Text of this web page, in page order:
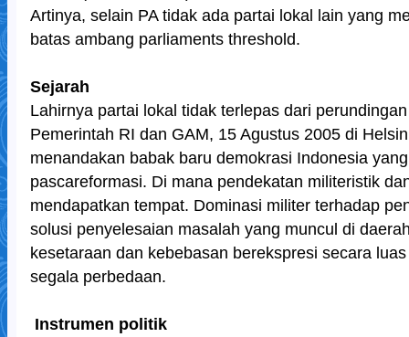
Artinya, selain PA tidak ada partai lokal lain yang
batas ambang parliaments threshold.
Sejarah
Lahirnya partai lokal tidak terlepas dari
Pemerintah RI dan GAM, 15 Agustus 2005 di
menandakan babak baru demokrasi Indonesia
pascareformasi. Di mana pendekatan militeristik
mendapatkan tempat. Dominasi militer terhadap
solusi penyelesaian masalah yang muncul di
kesetaraan dan kebebasan berekspresi secara
segala perbedaan.
Instrumen politik